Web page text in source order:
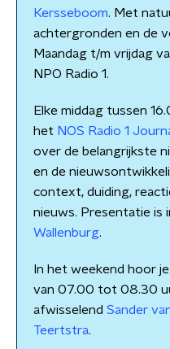
Kersseboom. Met
achtergronden en de
Maandag t/m vrijdag
NPO Radio 1.
Elke middag tussen
het NOS Radio 1
over de belangrijkste
en de
context, duiding,
nieuws. Presentatie is
Wallenburg.
In het weekend hoor
van 07.00 tot 08.30
afwisselend Sander
Teertstra.